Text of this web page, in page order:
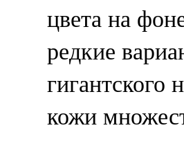
цвета на
редкие
гигантского
кожи